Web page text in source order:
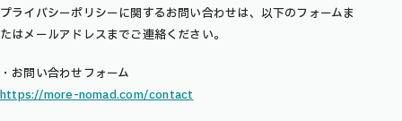
プライバシーポリシーに関するお問い合わせは、以下のフォームま
たはメールアドレスまでご連絡ください。
・お問い合わせフォーム
https://more-nomad.com/contact